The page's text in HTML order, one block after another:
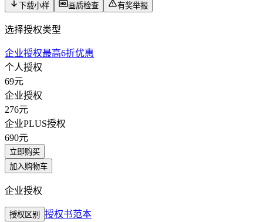
下载小样
画质检查 有奖举报
选择授权类型
企业授权最高6折优惠
个人授权
69元
企业授权
276元
企业PLUS授权
690元
立即购买
加入购物车
企业授权
授权区别 授权书范本